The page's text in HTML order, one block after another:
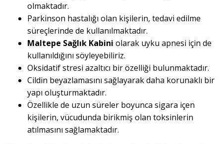
olmaktadır.
Parkinson hastalığı olan kişilerin, tedavi edilme
süreçlerinde de kullanılmaktadır.
Maltepe Sağlık Kabini olarak uyku apnesi için de
kullanıldığını söyleyebiliriz.
Oksidatif stresi azaltıcı bir özelliği bulunmaktadır.
Cildin beyazlamasını sağlayarak daha korunaklı bir
yapı oluşturmaktadır.
Özellikle de uzun süreler boyunca sigara içen
kişilerin, vücudunda birikmiş olan toksinlerin
atılmasını sağlamaktadır.